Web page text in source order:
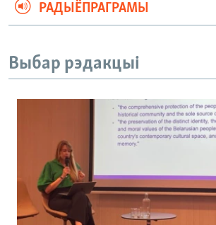
РАДЫЁПРАГРАМЫ
Выбар рэдакцыі